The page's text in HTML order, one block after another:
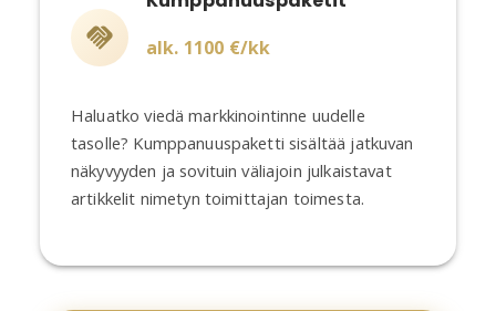
alk. 1100 €/kk
Haluatko viedä markkinointinne uudelle
tasolle? Kumppanuuspaketti sisältää jatkuvan
näkyvyyden ja sovituin väliajoin julkaistavat
artikkelit nimetyn toimittajan toimesta.